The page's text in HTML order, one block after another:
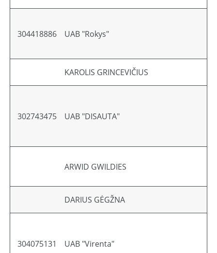
304418886 UAB "Rokys"
KAROLIS GRINCEVIČIUS
302743475 UAB "DISAUTA"
ARWID GWILDIES
DARIUS GĖGŽNA
304075131 UAB "Virenta"